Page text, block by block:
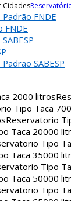
Cidades
FNDE
FNDE
SABESP
2000 litros
Tipo Taca
Reservatorio
Taca 20000
Tipo
Taca 35000
Tipo
Taca 50000
Tipo